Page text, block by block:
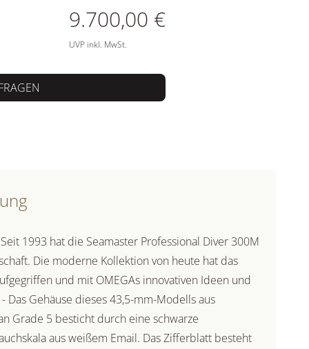
9.700,00 €
UVP inkl. MwSt.
1993 hat die Seamaster Professional Diver 300M
Die moderne Kollektion von heute hat das
und mit OMEGAs innovativen Ideen und
Das Gehäuse dieses 43,5-mm-Modells aus
Grade 5 besticht durch eine schwarze
aus weißem Email. Das Zifferblatt besteht